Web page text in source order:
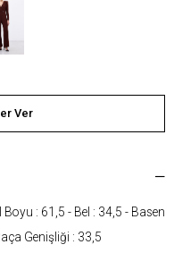
Ver
: 61,5 - Bel : 34,5 - Basen
Genişliği : 33,5